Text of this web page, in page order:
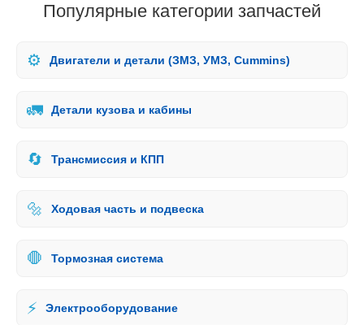
Популярные категории запчастей
⚙️ Двигатели и детали (ЗМЗ, УМЗ, Cummins)
🚛 Детали кузова и кабины
🔄 Трансмиссия и КПП
🔩 Ходовая часть и подвеска
🛑 Тормозная система
⚡ Электрооборудование